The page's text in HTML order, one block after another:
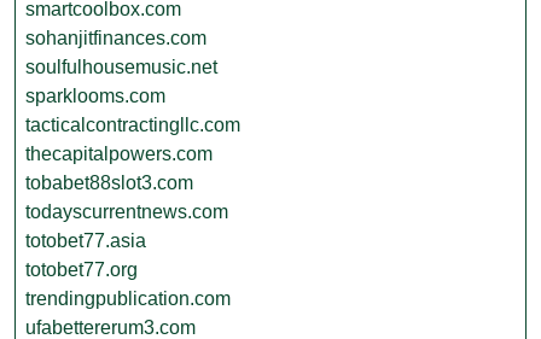
smartcoolbox.com
sohanjitfinances.com
soulfulhousemusic.net
sparklooms.com
tacticalcontractingllc.com
thecapitalpowers.com
tobabet88slot3.com
todayscurrentnews.com
totobet77.asia
totobet77.org
trendingpublication.com
ufabettererum3.com